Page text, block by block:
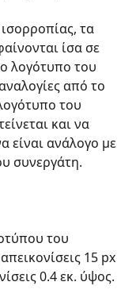
τα
ίσα σε
λογότυπο του
από το
του
και να
είναι ανάλογο με
συνεργάτη.
του
15 px
0.4 εκ. ύψος.